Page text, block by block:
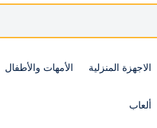
الاجهزة المنزلية الأمهات والأطفال
ألعاب